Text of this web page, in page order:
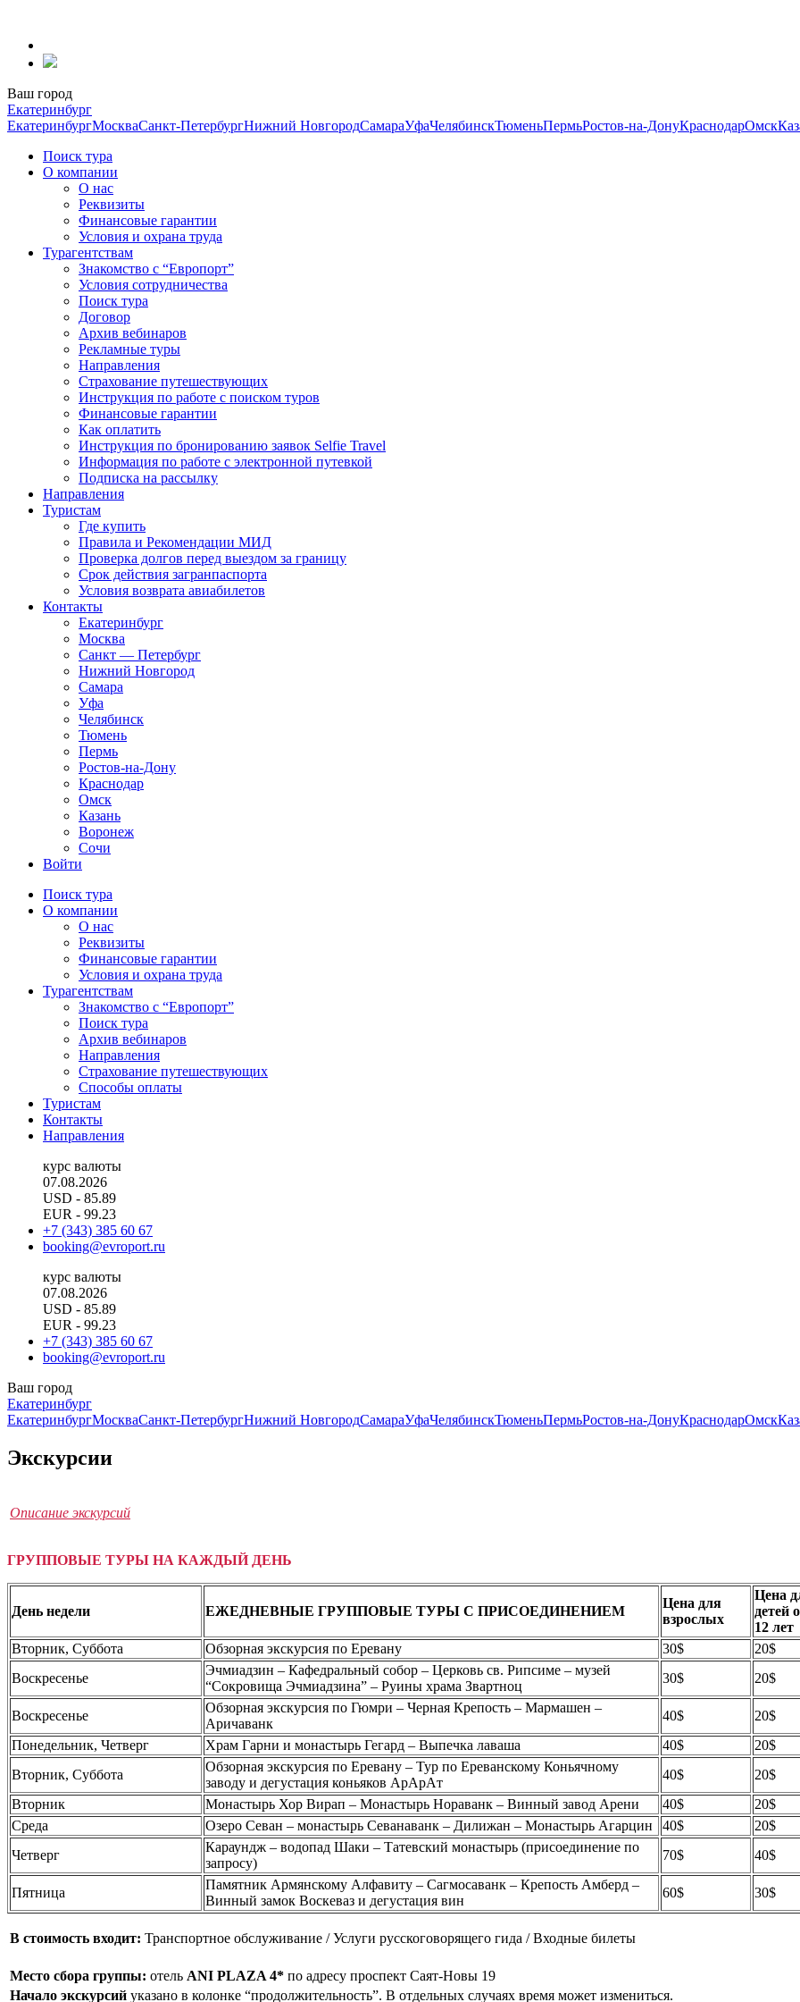
содержанию
Ваш город
Екатеринбург
ЕкатеринбургМоскваСанкт-ПетербургНижний НовгородСамараУфаЧелябинскТюменьПермьРостов-на-ДонуКраснодарОмск
Поиск тура
О компании
О нас
Реквизиты
Финансовые гарантии
Условия и охрана труда
Турагентствам
Знакомство с “Европорт”
Условия сотрудничества
Поиск тура
Договор
Архив вебинаров
Рекламные туры
Направления
Страхование путешествующих
Инструкция по работе с поиском туров
Финансовые гарантии
Как оплатить
Инструкция по бронированию заявок Selfie Travel
Информация по работе с электронной путевкой
Подписка на рассылку
Направления
Туристам
Где купить
Правила и Рекомендации МИД
Проверка долгов перед выездом за границу
Срок действия загранпаспорта
Условия возврата авиабилетов
Контакты
Екатеринбург
Москва
Санкт — Петербург
Нижний Новгород
Самара
Уфа
Челябинск
Тюмень
Пермь
Ростов-на-Дону
Краснодар
Омск
Казань
Воронеж
Сочи
Войти
Поиск тура
О компании
О нас
Реквизиты
Финансовые гарантии
Условия и охрана труда
Турагентствам
Знакомство с “Европорт”
Поиск тура
Архив вебинаров
Направления
Страхование путешествующих
Способы оплаты
Туристам
Контакты
Направления
курс валюты
07.08.2026
USD - 85.89
EUR - 99.23
+7 (343) 385 60 67
booking@evroport.ru
курс валюты
07.08.2026
USD - 85.89
EUR - 99.23
+7 (343) 385 60 67
booking@evroport.ru
Ваш город
Екатеринбург
ЕкатеринбургМоскваСанкт-ПетербургНижний НовгородСамараУфаЧелябинскТюменьПермьРостов-на-ДонуКраснодарОмск
Экскурсии
Описание экскурсий
ГРУППОВЫЕ ТУРЫ НА КАЖДЫЙ ДЕНЬ
День недели ЕЖЕДНЕВНЫЕ ГРУППОВЫЕ ТУРЫ С ПРИСОЕДИНЕНИЕМ
Цена для
взрослых
Цена
детей
12 лет
Вторник, Суббота Обзорная экскурсия по Еревану 30$ 20$
Воскресенье
Эчмиадзин – Кафедральный собор – Церковь св. Рипсиме – музей
“Сокровища Эчмиадзина” – Руины храма Звартноц
30$ 20$
Воскресенье
Обзорная экскурсия по Гюмри – Черная Крепость – Мармашен –
Аричаванк
40$ 20$
Понедельник, Четверг
Храм Гарни и монастырь Гегард – Выпечка лаваша 40$ 20$
Вторник, Суббота
Обзорная экскурсия по Еревану – Тур по Ереванскому Коньячному
заводу и дегустация коньяков АрAрAт
40$ 20$
Вторник
Монастырь Хор Вирап – Монастырь Нораванк – Винный завод Арени 40$ 20$
Среда
Озеро Севан – монастырь Cеванаванк – Дилижан – Монастырь Агарцин 40$ 20$
Четверг
Караундж – водопад Шаки – Татевский монастырь (присоединение по
запросу)
70$ 40$
Пятница
Памятник Армянскому Алфавиту – Сагмосаванк – Крепость Амберд –
Винный замок Воскеваз и дегустация вин
60$ 30$
В стоимость входит: Транспортное обслуживание / Услуги русскоговорящего гида / Входные билеты
Место сбора группы: отель ANI PLAZA 4* по адресу проспект Саят-Новы 19
Начало экскурсий указано в колонке “продолжительность”. В отдельных случаях время может измениться.